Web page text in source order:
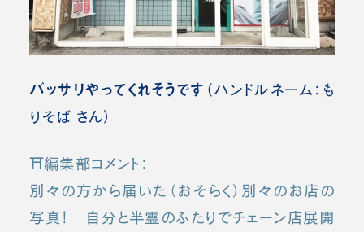
バッサリやってくれそうです （ハンドルネーム：も
りそば さん）
⛩️編集部コメント：
別々の方から届いた（おそらく）別々のお店の
写真！ 自分と半霊のふたりでチェーン店展開